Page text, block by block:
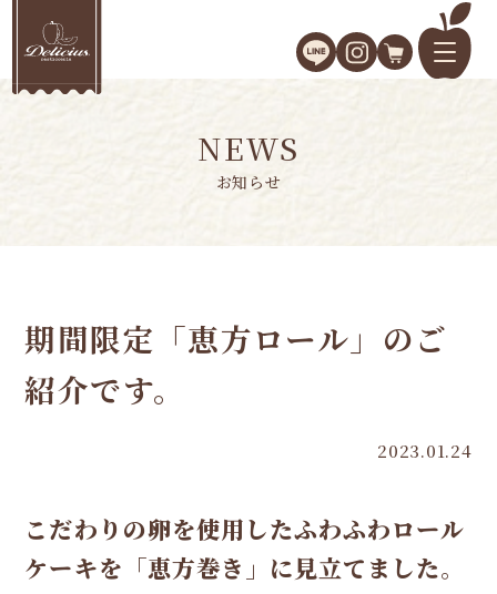
NEWS
お知らせ
期間限定「恵方ロール」のご
紹介です。
2023.01.24
こだわりの卵を使用したふわふわロール
ケーキを 「恵方巻き」に見立てました。